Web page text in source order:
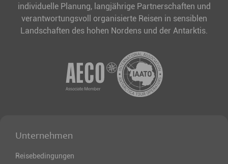
individuelle Planung, langjährige Partnerschaften und
verantwortungsvoll organisierte Reisen in sensiblen
Landschaften des hohen Nordens und der Antarktis.
Unternehmen
Reisebedingungen